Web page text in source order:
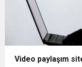
Video paylaşım